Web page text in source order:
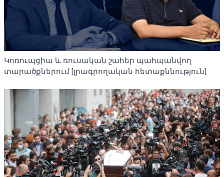
Կոռուպցիա և ռուսական շահեր պահպանվող
տարածքներում [լրագրողական հետաքննություն]